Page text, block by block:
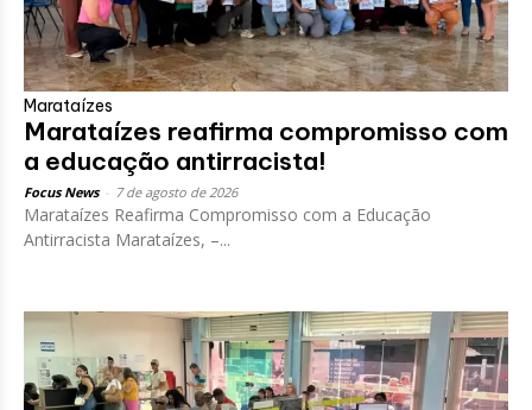
Marataízes
Marataízes reafirma compromisso com
a educação antirracista!
Focus News 7 de agosto de 2026
Marataízes Reafirma Compromisso com a Educação
Antirracista Marataízes, –...